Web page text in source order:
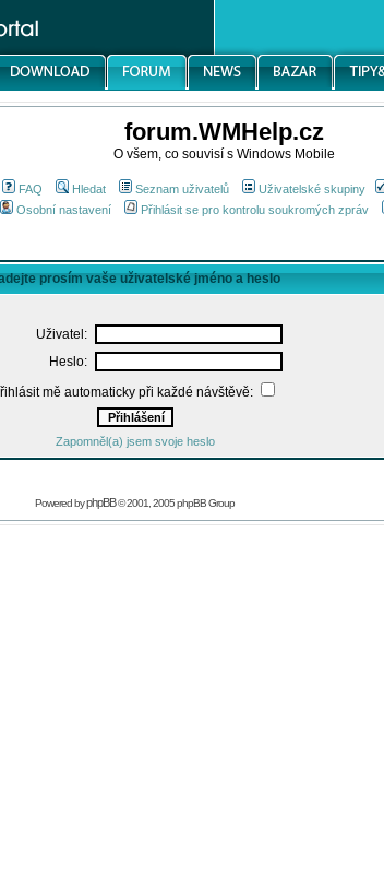
forum.WMHelp.cz
O všem, co souvisí s Windows Mobile
FAQ Hledat Seznam uživatelů Uživatelské skupiny
Osobní nastavení
Přihlásit se pro kontrolu soukromých zpráv
prosím vaše uživatelské jméno a heslo
Uživatel:
Heslo:
mě automaticky při každé návštěvě:
Zapomněl(a) jsem svoje heslo
Powered byphpBB© 2001, 2005 phpBB Group